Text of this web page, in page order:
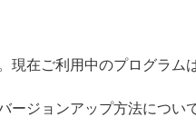
現在ご利用中のプログラ
ジョンアップ方法につい